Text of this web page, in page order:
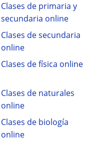
Clases de primaria y
secundaria online
Clases de secundaria
online
Clases de física online
Clases de naturales
online
Clases de biología
online